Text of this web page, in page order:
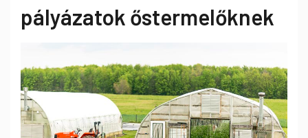
pályázatok őstermelőknek